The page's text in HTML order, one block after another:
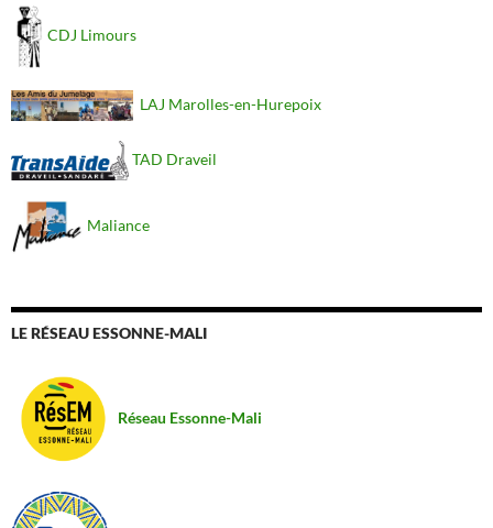
CDJ Limours
LAJ Marolles-en-Hurepoix
TAD Draveil
Maliance
LE RÉSEAU ESSONNE-MALI
Réseau Essonne-Mali